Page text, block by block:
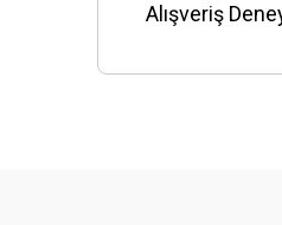
Alışveriş